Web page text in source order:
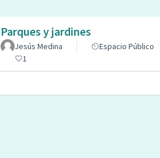
Parques y jardines
Jesús Medina
Espacio Público
1